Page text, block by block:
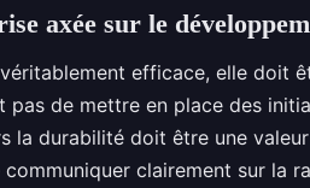
axée sur le
efficace, elle doit
pas de mettre en place des
la durabilité doit être une
clairement sur la